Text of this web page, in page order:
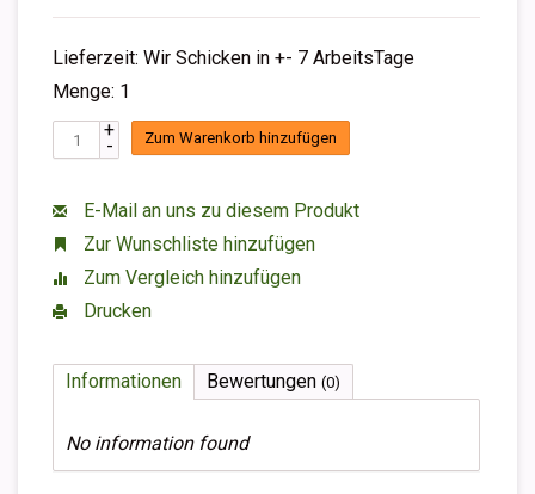
Lieferzeit: Wir Schicken in +- 7 ArbeitsTage
Menge: 1
+
- Zum Warenkorb hinzufügen
E-Mail an uns zu diesem Produkt
Zur Wunschliste hinzufügen
Zum Vergleich hinzufügen
Drucken
Informationen Bewertungen (0)
No information found